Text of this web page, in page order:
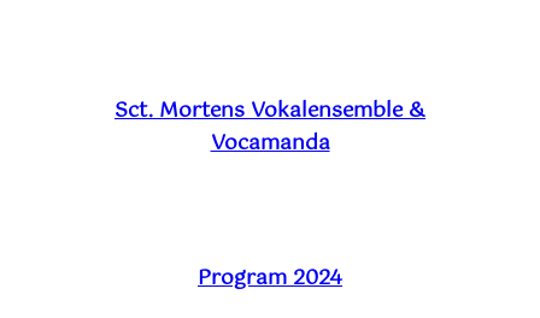
Sct. Mortens Vokalensemble &
Vocamanda
Program 2024